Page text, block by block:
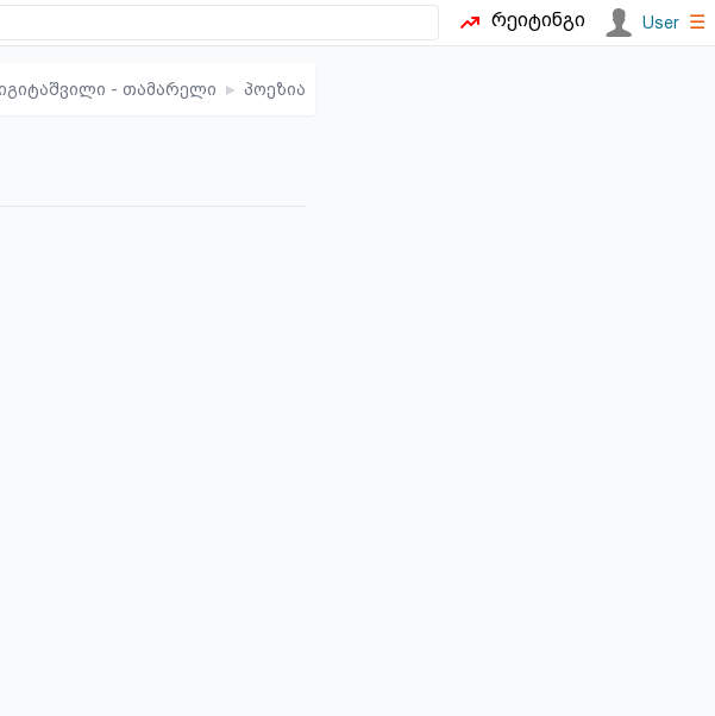
რეიტინგი User ☰
- თამარელი ▸ პოეზია